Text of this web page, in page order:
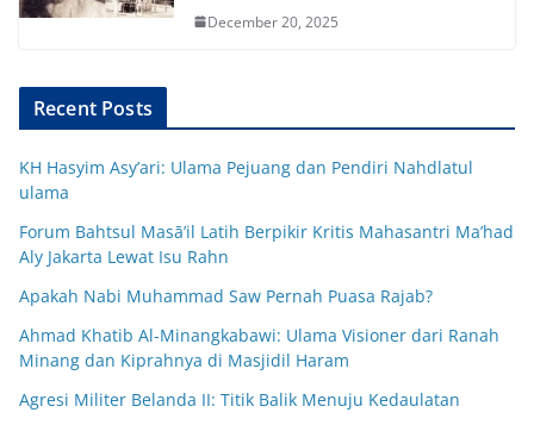
December 20, 2025
Recent Posts
KH Hasyim Asy’ari: Ulama Pejuang dan Pendiri Nahdlatul
ulama
Forum Bahtsul Masā’il Latih Berpikir Kritis Mahasantri Ma’had
Aly Jakarta Lewat Isu Rahn
Apakah Nabi Muhammad Saw Pernah Puasa Rajab?
Ahmad Khatib Al-Minangkabawi: Ulama Visioner dari Ranah
Minang dan Kiprahnya di Masjidil Haram
Agresi Militer Belanda II: Titik Balik Menuju Kedaulatan